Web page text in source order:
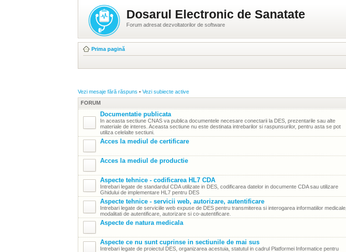
Dosarul Electronic de Sanatate
Forum adresat dezvoltatorilor de software
Prima pagină
Vezi mesaje fără răspuns • Vezi subiecte active
FORUM
Documentatie publicata
In aceasta sectiune CNAS va publica documentele necesare conectarii la DES, prezentarile sau alte
materiale de interes. Aceasta sectiune nu este destinata intrebarilor si raspunsurilor, pentru asta se pot
utiliza celelalte sectiuni.
Acces la mediul de certificare
Acces la mediul de productie
Aspecte tehnice - codificarea HL7 CDA
Intrebari legate de standardul CDA utilizate in DES, codificarea datelor in documente CDA sau utilizare
Ghidului de implementare HL7 pentru DES
Aspecte tehnice - servicii web, autorizare, autentificare
Intrebari legate de serviciile web expuse de DES pentru transmiterea si interogarea informatiilor medicale,
modalitati de autentificare, autorizare si co-autentificare.
Aspecte de natura medicala
Aspecte ce nu sunt cuprinse in sectiunile de mai sus
Intrebari legate de proiectul DES, organizarea acestuia, statutul in cadrul Platformei Informatice pentru